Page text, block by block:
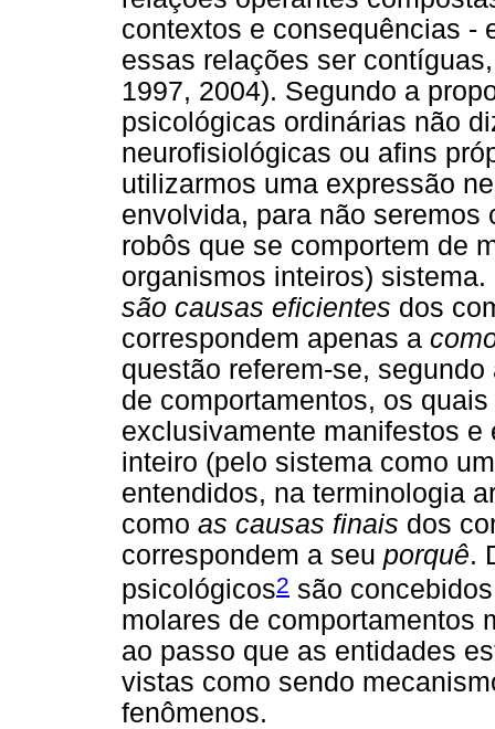
contextos e consequências -
essas relações ser
1997, 2004). Segundo a
psicológicas ordinárias não
neurofisiológicas ou afins
utilizarmos uma expressão
envolvida, para não
robôs que se comportem de
organismos inteiros)
são causas eficientes dos
correspondem apenas a
questão referem-se,
de comportamentos, os
exclusivamente manifestos
inteiro (pelo sistema como
entendidos, na terminologia
como as causas finais dos
correspondem a seu porquê.
psicológicos2 são
molares de comportamentos
ao passo que as entidades
vistas como sendo
fenômenos.